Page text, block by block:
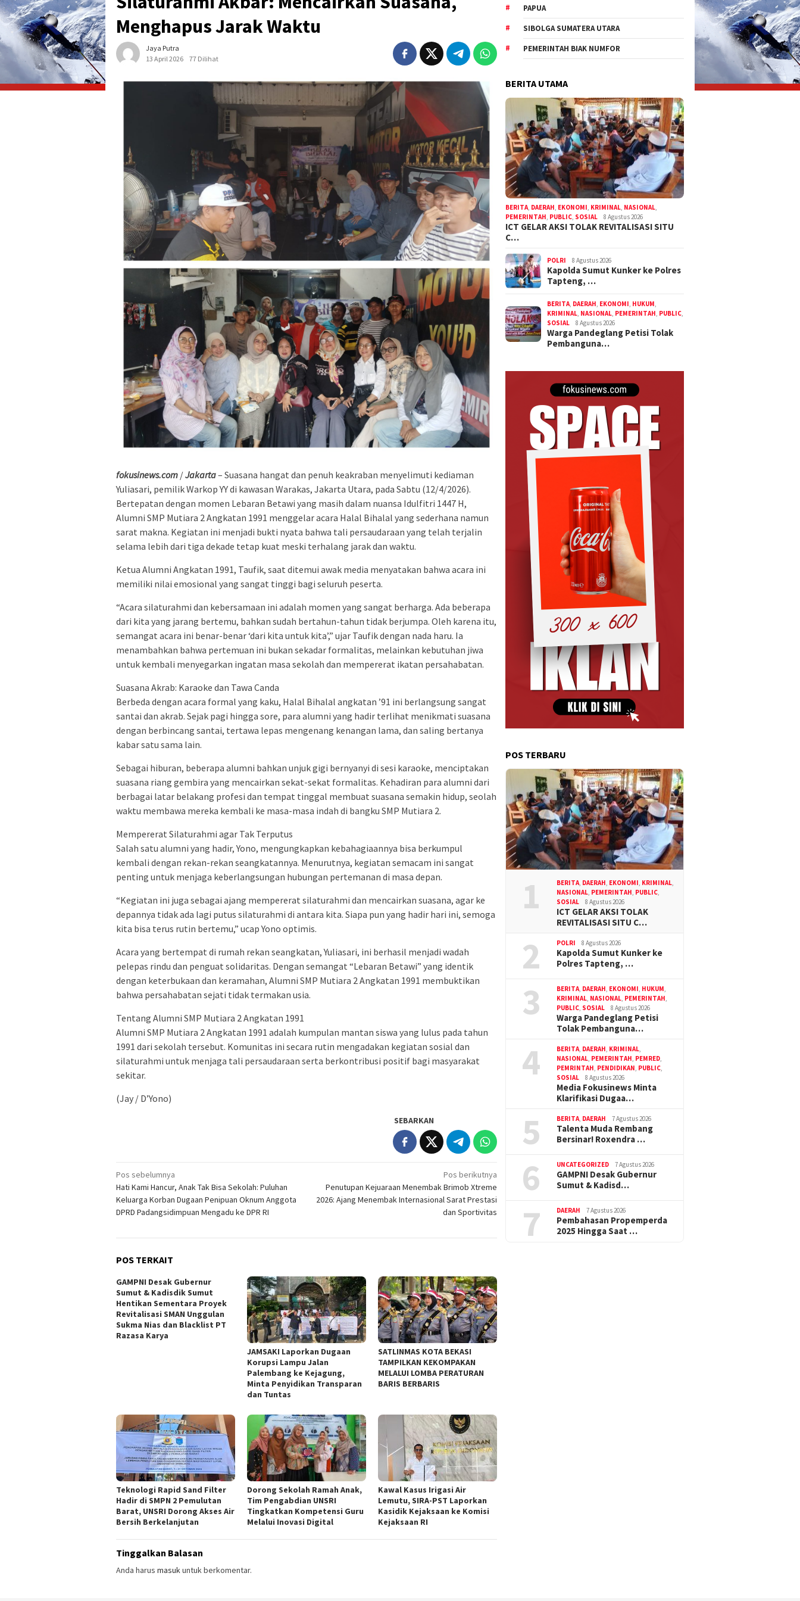
Menghapus Jarak Waktu
Jaya Putra
13 April 2026
77 Dilihat
fokusinews.com /Jakarta– Suasana hangat dan penuh keakraban menyelimuti kediaman
Yuliasari, pemilik Warkop YY di kawasan Warakas, Jakarta Utara, pada Sabtu (12/4/2026).
Bertepatan dengan momen Lebaran Betawi yang masih dalam nuansa Idulfitri 1447 H,
Alumni SMP Mutiara 2 Angkatan 1991 menggelar acara Halal Bihalal yang sederhana namun
sarat makna. Kegiatan ini menjadi bukti nyata bahwa tali persaudaraan yang telah terjalin
selama lebih dari tiga dekade tetap kuat meski terhalang jarak dan waktu.
Ketua Alumni Angkatan 1991, Taufik, saat ditemui awak media menyatakan bahwa acara ini
memiliki nilai emosional yang sangat tinggi bagi seluruh peserta.
“Acara silaturahmi dan kebersamaan ini adalah momen yang sangat berharga. Ada beberapa
dari kita yang jarang bertemu, bahkan sudah bertahun-tahun tidak berjumpa. Oleh karena itu,
semangat acara ini benar-benar ‘dari kita untuk kita’,” ujar Taufik dengan nada haru. Ia
menambahkan bahwa pertemuan ini bukan sekadar formalitas, melainkan kebutuhan jiwa
untuk kembali menyegarkan ingatan masa sekolah dan mempererat ikatan persahabatan.
Suasana Akrab: Karaoke dan Tawa Canda
Berbeda dengan acara formal yang kaku, Halal Bihalal angkatan ’91 ini berlangsung sangat
santai dan akrab. Sejak pagi hingga sore, para alumni yang hadir terlihat menikmati suasana
dengan berbincang santai, tertawa lepas mengenang kenangan lama, dan saling bertanya
kabar satu sama lain.
Sebagai hiburan, beberapa alumni bahkan unjuk gigi bernyanyi di sesi karaoke, menciptakan
suasana riang gembira yang mencairkan sekat-sekat formalitas. Kehadiran para alumni dari
berbagai latar belakang profesi dan tempat tinggal membuat suasana semakin hidup, seolah
waktu membawa mereka kembali ke masa-masa indah di bangku SMP Mutiara 2.
Mempererat Silaturahmi agar Tak Terputus
Salah satu alumni yang hadir, Yono, mengungkapkan kebahagiaannya bisa berkumpul
kembali dengan rekan-rekan seangkatannya. Menurutnya, kegiatan semacam ini sangat
penting untuk menjaga keberlangsungan hubungan pertemanan di masa depan.
“Kegiatan ini juga sebagai ajang mempererat silaturahmi dan mencairkan suasana, agar ke
depannya tidak ada lagi putus silaturahmi di antara kita. Siapa pun yang hadir hari ini, semoga
kita bisa terus rutin bertemu,” ucap Yono optimis.
Acara yang bertempat di rumah rekan seangkatan, Yuliasari, ini berhasil menjadi wadah
pelepas rindu dan penguat solidaritas. Dengan semangat “Lebaran Betawi” yang identik
dengan keterbukaan dan keramahan, Alumni SMP Mutiara 2 Angkatan 1991 membuktikan
bahwa persahabatan sejati tidak termakan usia.
Tentang Alumni SMP Mutiara 2 Angkatan 1991
Alumni SMP Mutiara 2 Angkatan 1991 adalah kumpulan mantan siswa yang lulus pada tahun
1991 dari sekolah tersebut. Komunitas ini secara rutin mengadakan kegiatan sosial dan
silaturahmi untuk menjaga tali persaudaraan serta berkontribusi positif bagi masyarakat
sekitar.
(Jay / D’Yono)
SEBARKAN
Navigasi
pos
Pos sebelumnya
Hati Kami Hancur, Anak Tak Bisa Sekolah: Puluhan
Keluarga Korban Dugaan Penipuan Oknum Anggota
DPRD Padangsidimpuan Mengadu ke DPR RI
Pos berikutnya
Penutupan Kejuaraan Menembak Brimob Xtreme
2026: Ajang Menembak Internasional Sarat Prestasi
dan Sportivitas
POS TERKAIT
GAMPNI Desak Gubernur
Sumut & Kadisdik Sumut
Hentikan Sementara Proyek
Revitalisasi SMAN Unggulan
Sukma Nias dan Blacklist PT
Razasa Karya
JAMSAKI Laporkan Dugaan
Korupsi Lampu Jalan
Palembang ke Kejagung,
Minta Penyidikan Transparan
dan Tuntas
SATLINMAS KOTA BEKASI
TAMPILKAN KEKOMPAKAN
MELALUI LOMBA PERATURAN
BARIS BERBARIS
Teknologi Rapid Sand Filter
Hadir di SMPN 2 Pemulutan
Barat, UNSRI Dorong Akses Air
Bersih Berkelanjutan
Dorong Sekolah Ramah Anak,
Tim Pengabdian UNSRI
Tingkatkan Kompetensi Guru
Melalui Inovasi Digital
Kawal Kasus Irigasi Air
Lemutu, SIRA-PST Laporkan
Kasidik Kejaksaan ke Komisi
Kejaksaan RI
Tinggalkan Balasan
Anda harus masukuntuk berkomentar.
PAPUA
SIBOLGA SUMATERA UTARA
PEMERINTAH BIAK NUMFOR
BERITA UTAMA
BERITA, DAERAH, EKONOMI, KRIMINAL, NASIONAL,
PEMERINTAH, PUBLIC, SOSIAL 8 Agustus 2026
ICT GELAR AKSI TOLAK REVITALISASI SITU
C…
POLRI 8 Agustus 2026
Kapolda Sumut Kunker ke Polres
Tapteng, …
BERITA, DAERAH, EKONOMI, HUKUM,
KRIMINAL, NASIONAL, PEMERINTAH, PUBLIC,
SOSIAL
8 Agustus 2026
Warga Pandeglang Petisi Tolak
Pembanguna…
POS TERBARU
1 BERITA, DAERAH, EKONOMI, KRIMINAL,
NASIONAL, PEMERINTAH, PUBLIC,
SOSIAL
8 Agustus 2026
ICT GELAR AKSI TOLAK
REVITALISASI SITU C…
2 POLRI 8 Agustus 2026
Kapolda Sumut Kunker ke
Polres Tapteng, …
3 BERITA, DAERAH, EKONOMI, HUKUM,
KRIMINAL, NASIONAL, PEMERINTAH,
PUBLIC, SOSIAL 8 Agustus 2026
Warga Pandeglang Petisi
Tolak Pembanguna…
4 BERITA, DAERAH, KRIMINAL,
NASIONAL, PEMERINTAH, PEMRED,
PEMRINTAH, PENDIDIKAN, PUBLIC,
SOSIAL
8 Agustus 2026
Media Fokusinews Minta
Klarifikasi Dugaa…
5 BERITA, DAERAH 7 Agustus 2026
Talenta Muda Rembang
Bersinar! Roxendra …
6 UNCATEGORIZED 7 Agustus 2026
GAMPNI Desak Gubernur
Sumut & Kadisd…
7 DAERAH 7 Agustus 2026
Pembahasan Propemperda
2025 Hingga Saat …